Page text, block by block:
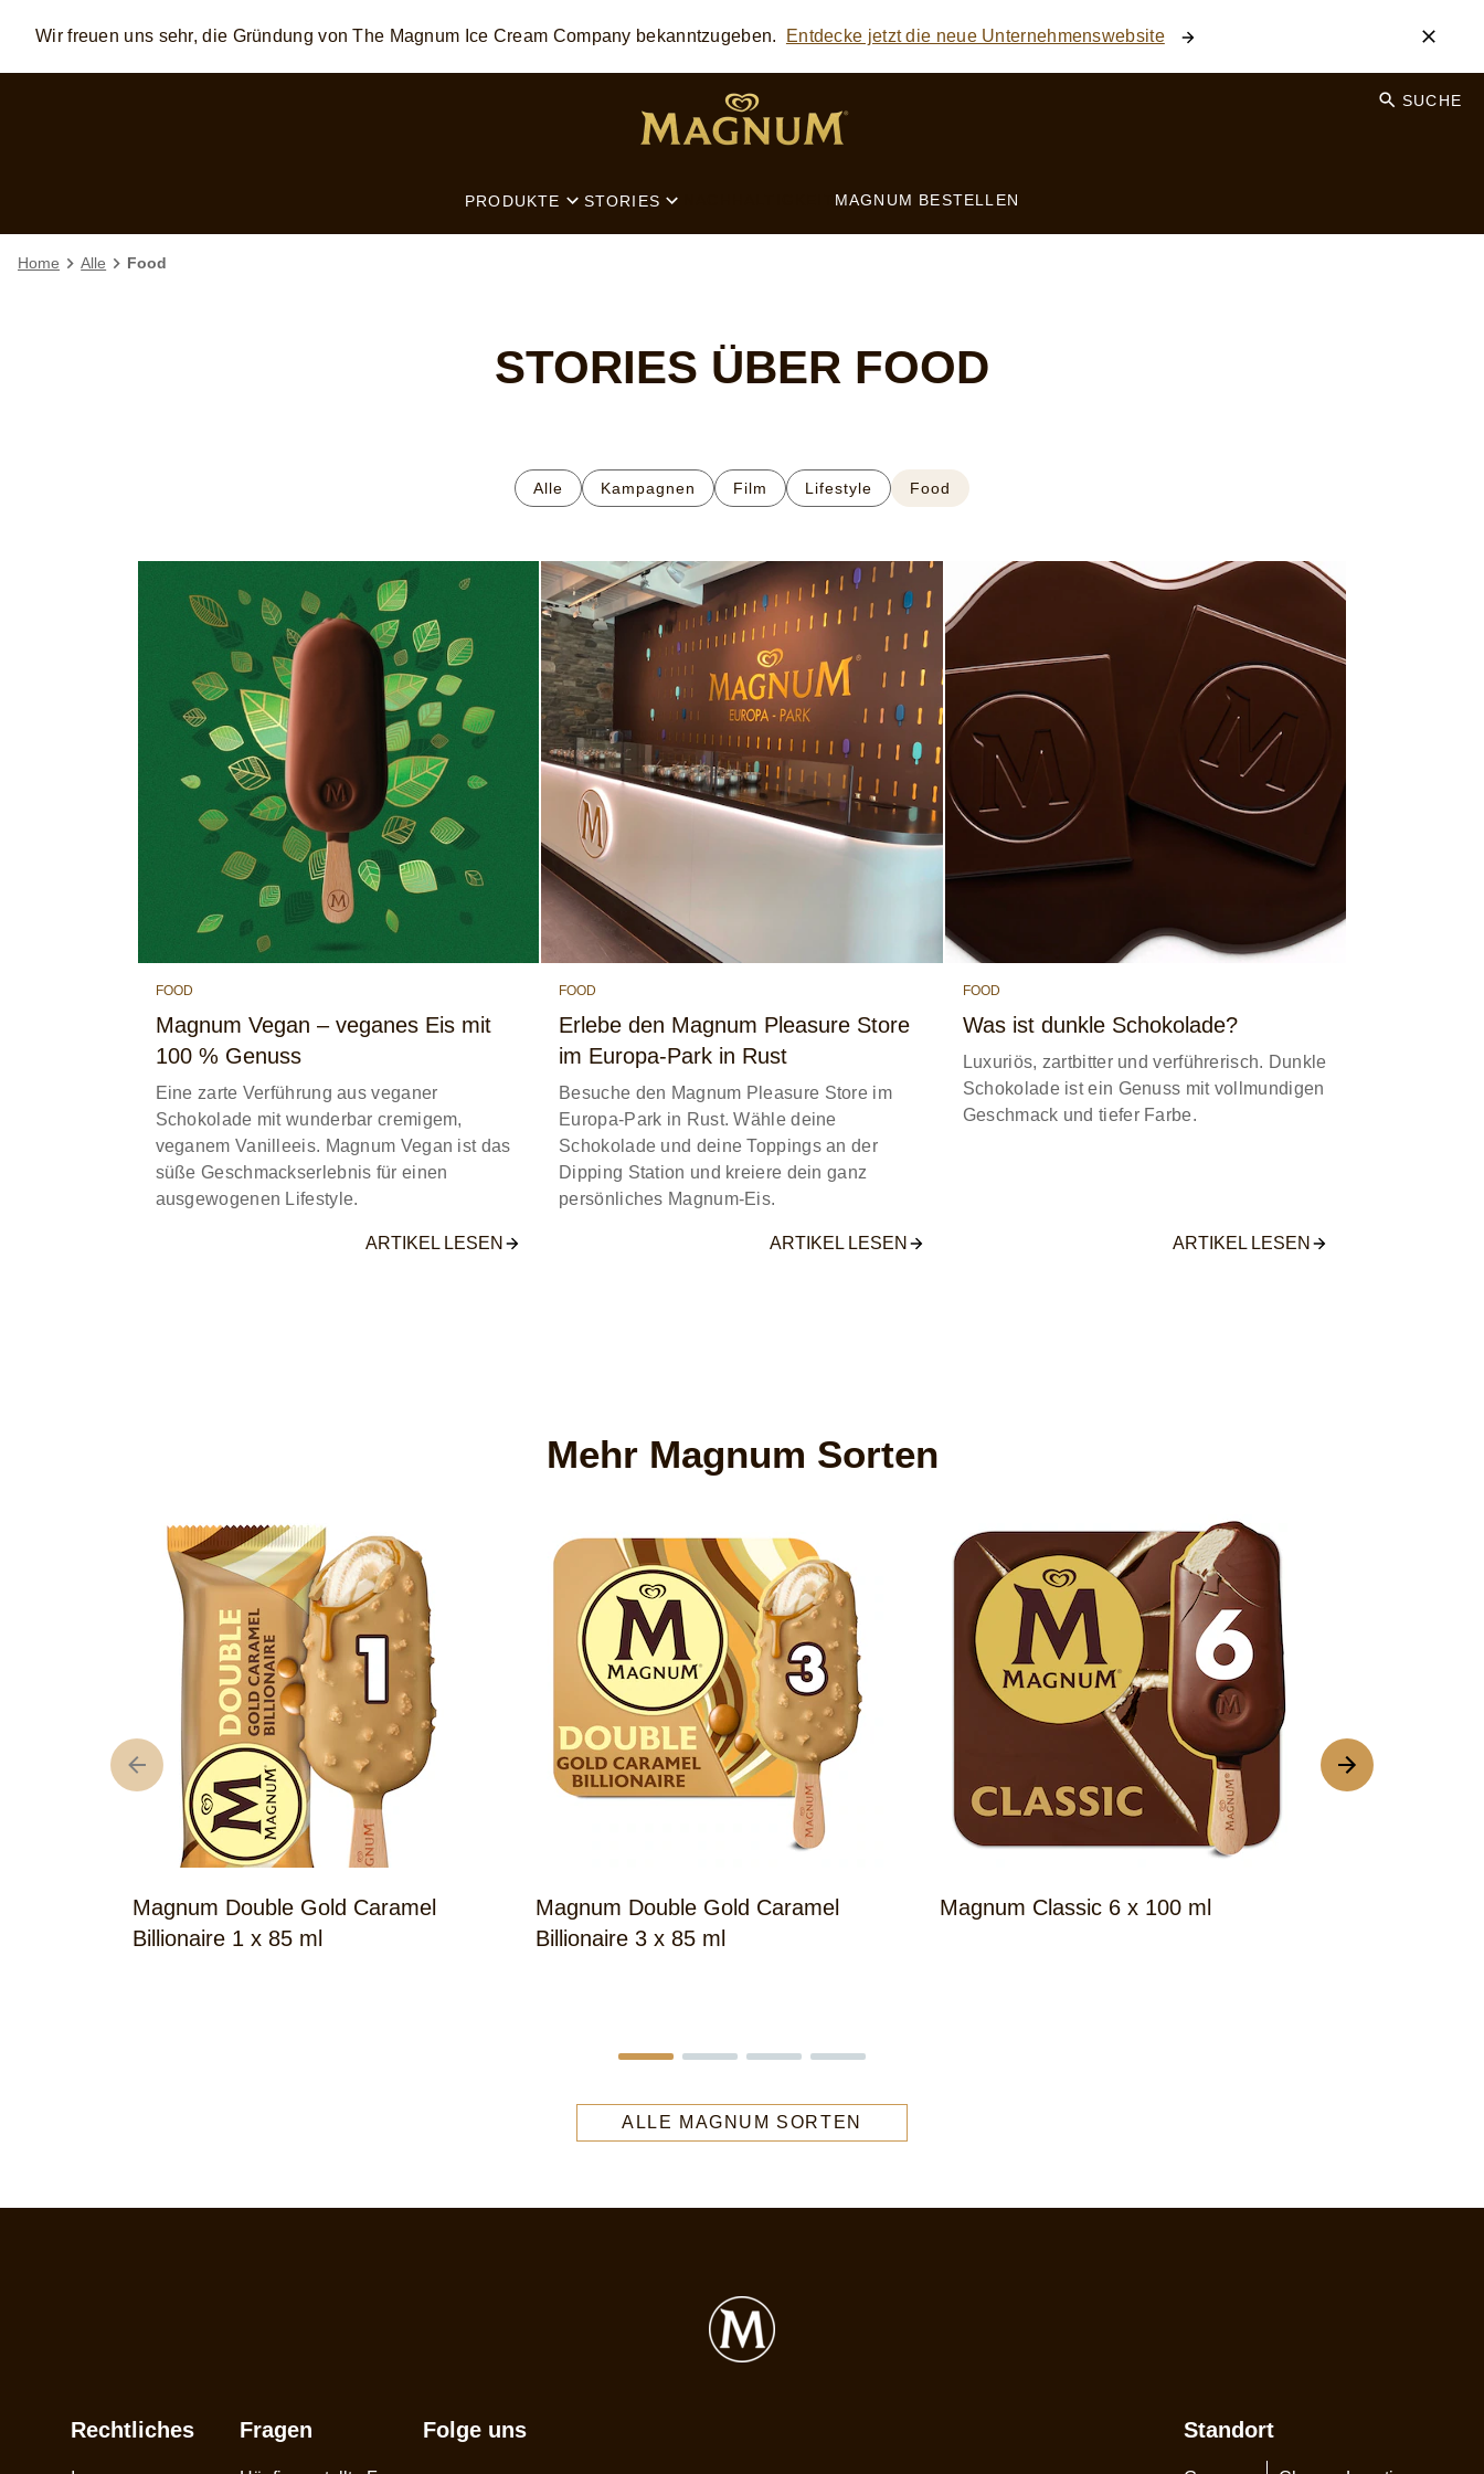
Skip to: MAIN CONTENT FOOTER SEARCH
Wir freuen uns sehr, die Gründung von The Magnum Ice Cream Company bekanntzugeben. Entdecke jetzt die neue Unternehmenswebsite
PRODUKTE STORIES MAGNUM BESTELLEN
SUCHE
Home Alle Food
STORIES ÜBER FOOD
Alle Kampagnen Film Lifestyle Food
FOOD
Magnum Vegan – veganes Eis mit
100 % Genuss
Eine zarte Verführung aus veganer
Schokolade mit wunderbar cremigem,
veganem Vanilleeis. Magnum Vegan ist das
süße Geschmackserlebnis für einen
ausgewogenen Lifestyle.
ARTIKEL LESEN
FOOD
Erlebe den Magnum Pleasure Store
im Europa-Park in Rust
Besuche den Magnum Pleasure Store im
Europa-Park in Rust. Wähle deine
Schokolade und deine Toppings an der
Dipping Station und kreiere dein ganz
persönliches Magnum-Eis.
ARTIKEL LESEN
FOOD
Was ist dunkle Schokolade?
Luxuriös, zartbitter und verführerisch. Dunkle
Schokolade ist ein Genuss mit vollmundigen
Geschmack und tiefer Farbe.
ARTIKEL LESEN
Mehr Magnum Sorten
Magnum Double Gold Caramel
Billionaire 1 x 85 ml
Magnum Double Gold Caramel
Billionaire 3 x 85 ml
Magnum Classic 6 x 100 ml
ALLE MAGNUM SORTEN
Rechtliches Fragen Folge uns Standort